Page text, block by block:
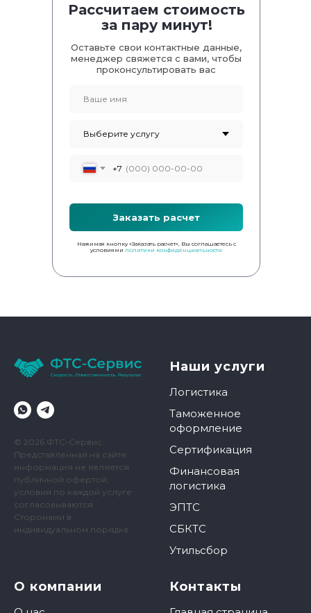
Нажимая кнопку «Заказать расчет», Вы соглашаетесь с
условиями политики конфиденциальности
+7
Заказать расчет
Оставьте свои контактные данные,
менеджер свяжется с вами, чтобы
проконсультировать вас
Рассчитаем стоимость
за пару минут!
© 2026 ФТС-Сервис
Представленная на сайте
информация не является
публичной офертой,
условия по каждой услуге
согласовываются
Сторонами в
индивидуальном порядке
Наши услуги
Логистика
Таможенное
оформление
Сертификация
Финансовая
логистика
ЭПТС
СБКТС
Утильсбор
О компании Контакты